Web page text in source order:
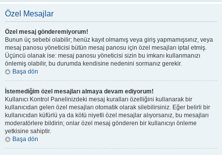
Özel Mesajlar
Özel mesaj gönderemiyorum!
Bunun üç sebebi olabilir; henüz kayıt olmamış veya giriş yapmamışsınız, veya
mesaj panosu yöneticisi bütün mesaj panosu için özel mesajları iptal etmiş.
Üçüncü olanak ise: mesaj panosu yöneticisi sizin bu imkanı kullanmanızı
önlemiş olabilir, bu durumda kendisine nedenini sormanız gerekir.
Başa dön
İstemediğim özel mesajları almaya devam ediyorum!
Kullanıcı Kontrol Panelinizdeki mesaj kuralları özelliğini kullanarak bir
kullanıcıdan gelen özel mesajları otomatik olarak silebilirsiniz. Eğer belirli bir
kullanıcıdan küfürlü ya da kötü niyetli özel mesajlar alıyorsanız, bu mesajları
moderatörlere bildirin; onlar özel mesaj gönderen bir kullanıcıyı önleme
yetkisine sahiptir.
Başa dön